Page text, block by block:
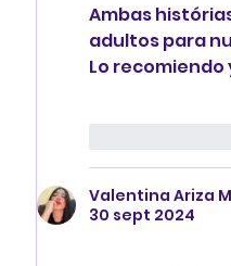
Ambas
adultos para
Lo
Valentina Ariza
30 sept 2024